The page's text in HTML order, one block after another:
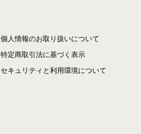
個人情報のお取り扱いについて
特定商取引法に基づく表示
セキュリティと利用環境について